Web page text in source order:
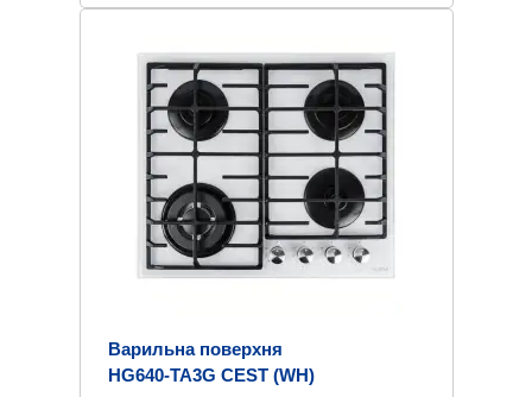
Варильна поверхня
HG640-TA3G CEST (WH)